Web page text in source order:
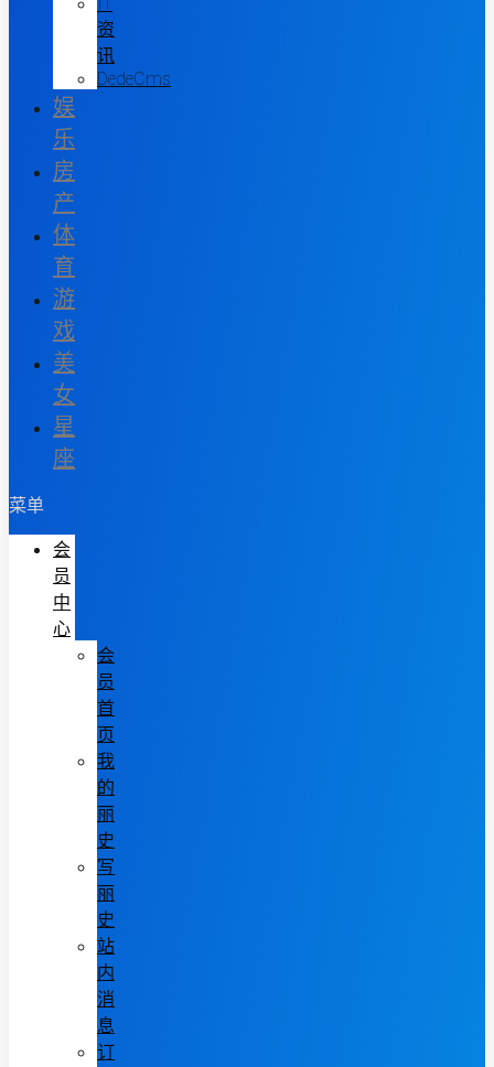
资
讯
DedeCms
娱
乐
房
产
体
育
游
戏
美
女
星
座
菜单
会
员
中
心
会
员
首
页
我
的
丽
史
写
丽
史
站
内
消
息
订